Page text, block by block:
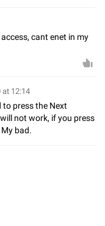
cant enet in my
at 12:14
to press the Next
not work, if you press
bad.